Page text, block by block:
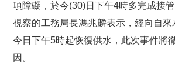
項障礙，於今(30)日下午4時多完成接
視察的工務局長馮兆麟表示，經向自
今日下午5時起恢復供水，此次事件將
因。